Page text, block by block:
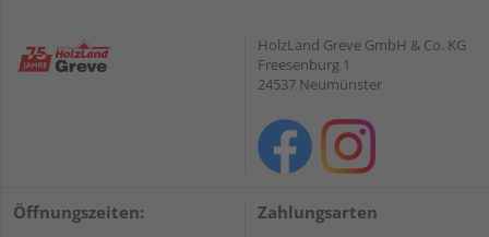
HolzLand Greve GmbH & Co. KG
Freesenburg 1
24537 Neumünster
Öffnungszeiten: Zahlungsarten